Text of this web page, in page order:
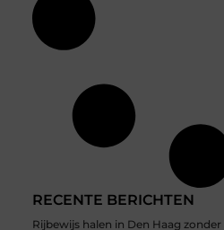
RECENTE BERICHTEN
Rijbewijs halen in Den Haag